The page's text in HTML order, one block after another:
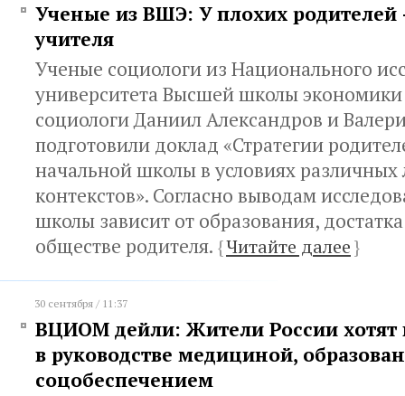
Ученые из ВШЭ: У плохих родителей
учителя
Ученые социологи из Национального
университета Высшей школы
социологи Даниил Александров и
подготовили доклад «Стратегии
начальной школы в условиях различных
контекстов». Согласно выводам
школы зависит от образования,
обществе родителя. {Читайте далее}
30 сентября / 11:37
ВЦИОМ дейли: Жители России
в руководстве медициной,
соцобеспечением